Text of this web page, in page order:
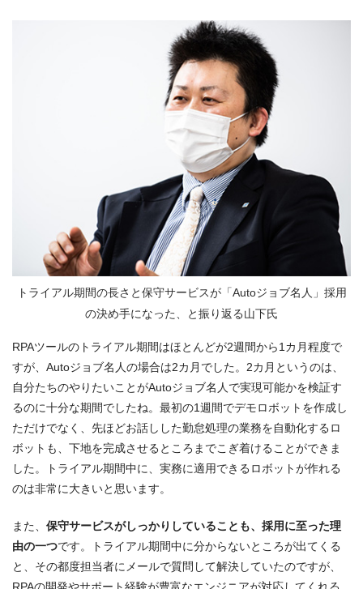
トライアル期間の長さと保守サービスが「Autoジョブ名人」採用
の決め手になった、と振り返る山下氏
RPAツールのトライアル期間はほとんどが2週間から1カ月程度で
すが、Autoジョブ名人の場合は2カ月でした。2カ月というのは、
自分たちのやりたいことがAutoジョブ名人で実現可能かを検証す
るのに十分な期間でしたね。最初の1週間でデモロボットを作成し
ただけでなく、先ほどお話しした勤怠処理の業務を自動化するロ
ボットも、下地を完成させるところまでこぎ着けることができま
した。トライアル期間中に、実務に適用できるロボットが作れる
のは非常に大きいと思います。
また、 保守サービスがしっかりしていることも、採用に至った理
由の一つです。トライアル期間中に分からないところが出てくる
と、その都度担当者にメールで質問して解決していたのですが、
RPAの開発やサポート経験が豊富なエンジニアが対応してくれる